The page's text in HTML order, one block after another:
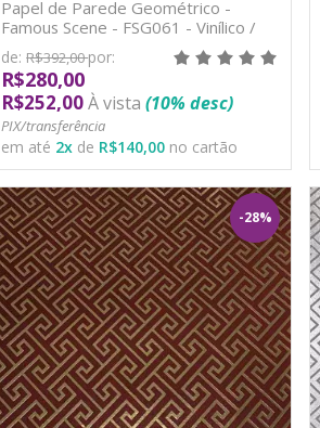
Papel de Parede Geométrico -
Famous Scene - FSG061 - Vinílico /
TNT
de: R$392,00por:
R$280,00
R$252,00À vista (10% desc)
PIX/transferência
em até 2x de R$140,00 no cartão
-28%